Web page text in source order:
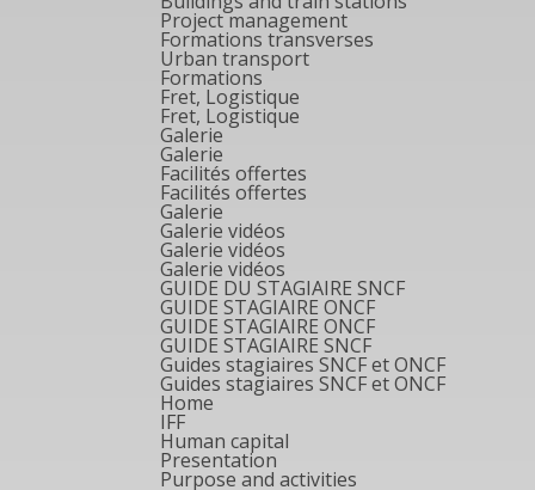
Project management
Formations transverses
Urban transport
Formations
Fret, Logistique
Fret, Logistique
Galerie
Galerie
Facilités offertes
Facilités offertes
Galerie
Galerie vidéos
Galerie vidéos
Galerie vidéos
GUIDE DU STAGIAIRE SNCF
GUIDE STAGIAIRE ONCF
GUIDE STAGIAIRE ONCF
GUIDE STAGIAIRE SNCF
Guides stagiaires SNCF et ONCF
Guides stagiaires SNCF et ONCF
Home
IFF
Human capital
Presentation
Purpose and activities